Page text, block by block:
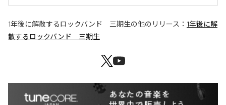
1年後に解散するロックバンド 三期生の他のリリース： 1年後に解
散するロックバンド 三期生